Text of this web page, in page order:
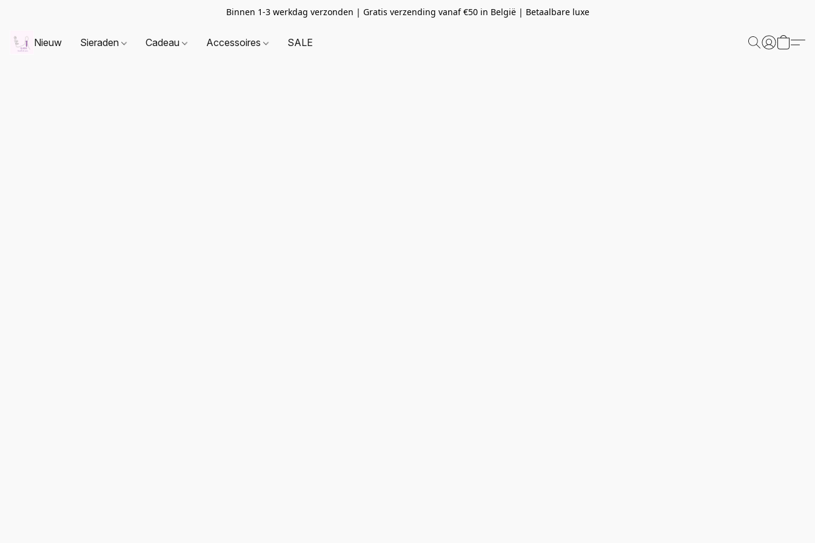
Binnen 1-3 werkdag verzonden | Gratis verzending vanaf €50 in België | Betaalbare luxe
Nieuw Sieraden Cadeau Accessoires SALE